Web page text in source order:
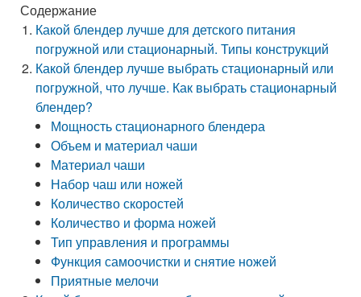
Содержание
Какой блендер лучше для детского питания
погружной или стационарный. Типы конструкций
Какой блендер лучше выбрать стационарный или
погружной, что лучше. Как выбрать стационарный
блендер?
Мощность стационарного блендера
Объем и материал чаши
Материал чаши
Набор чаш или ножей
Количество скоростей
Количество и форма ножей
Тип управления и программы
Функция самоочистки и снятие ножей
Приятные мелочи